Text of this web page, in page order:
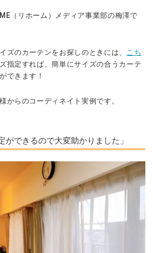
（リホーム）メディア事業部の梅澤で
ズのカーテンをお探しのときには、
こち
指定すれば、簡単にサイズの合うカーテ
できます！
からのコーディネイト実例です。
ができるので大変助かりました」